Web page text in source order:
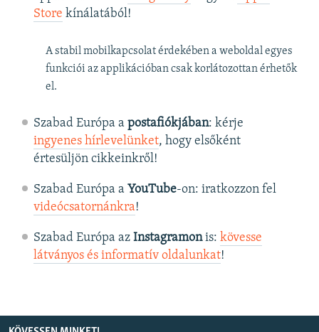
Store kínálatából!
A stabil mobilkapcsolat érdekében a weboldal egyes
funkciói az applikációban csak korlátozottan érhetők
el.
Szabad Európa a postafiókjában: kérje
ingyenes hírlevelünket, hogy elsőként
értesüljön cikkeinkről!
Szabad Európa a YouTube-on: iratkozzon fel
videócsatornánkra!
Szabad Európa az Instagramonis: kövesse
látványos és informatív oldalunkat! ​